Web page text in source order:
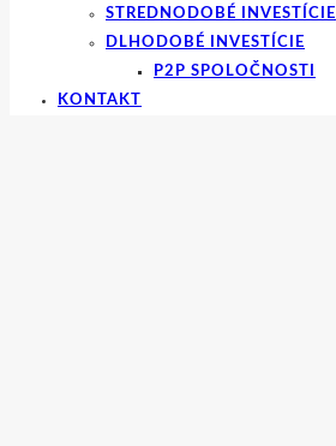
STREDNODOBÉ INVESTÍCIE
DLHODOBÉ INVESTÍCIE
P2P SPOLOČNOSTI
KONTAKT